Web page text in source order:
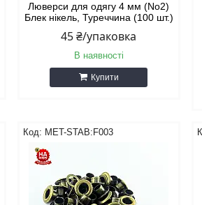
Люверси для одягу 4 мм (No2)
Блек нікель, Туреччина (100 шт.)
45 ₴/упаковка
В наявності
Купити
MET-STAB:F003